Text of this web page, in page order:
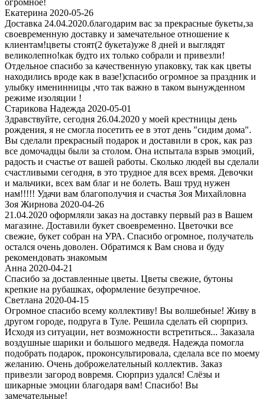
огромное!
Екатерина 2020-05-26
Доставка 24.04.2020.благодарим вас за прекрасные букеты,за
своевременную доставку и замечательное отношение к
клиентам!цветы стоят(2 букета)уже 8 дней и выглядят
великолепно!как будто их только собрали и привезли!
Отдельное спасибо за качественную упаковку, так как цветы
находились вроде как в вазе!)спасибо огромное за праздник и
улыбку именинницы ,что так важно в таком вынужденном
режиме изоляции !
Старикова Надежда 2020-05-01
Здравствуйте, сегодня 26.04.2020 у моей крестницы день
рождения, я не смогла посетить ее в этот день "сидим дома".
Вы сделали прекрасный подарок и доставили в срок, как раз
все домочадцы были за столом. Она испытала взрыв эмоций,
радость и счастье от вашей работы. Сколько людей вы сделали
счастливыми сегодня, в это трудное для всех время. Девочки
и мальчики, всех вам благ и не болеть. Ваш труд нужен
нам!!!!! Удачи вам благополучия и счастья Зоя Михайловна
Зоя Жирнова 2020-04-26
21.04.2020 оформляли заказ на доставку первый раз в Вашем
магазине. Доставили букет своевременно. Цветочки все
свежие, букет собран на УРА. Спасибо огромное, получатель
остался очень доволен. Обратимся к Вам снова и буду
рекомендовать знакомым
Анна 2020-04-21
Спасибо за доставленные цветы. Цветы свежие, бутоны
крепкие на рубашках, оформление безупречное.
Светлана 2020-04-15
Огромное спасибо всему коллективу! Вы волшебные! Живу в
другом городе, подруга в Туле. Решила сделать ей сюрприз.
Исходя из ситуации, нет возможности встретиться... Заказала
воздушные шарики и большого медведя. Надежда помогла
подобрать подарок, проконсультировала, сделала все по моему
желанию. Очень доброжелательный коллектив. Заказ
привезли загород вовремя. Сюрприз удался! Слёзы и
шикарные эмоции благодаря вам! Спасибо! Вы
замечательные!